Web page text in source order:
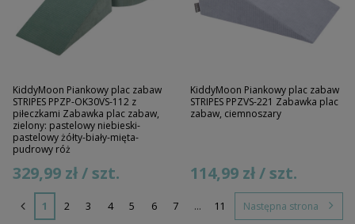
KiddyMoon Piankowy plac zabaw
STRIPES PPZP-OK30VS-112 z
piłeczkami Zabawka plac zabaw,
zielony: pastelowy niebieski-
pastelowy żółty-biały-mięta-
pudrowy róż
329,99 zł / szt.
KiddyMoon Piankowy plac zabaw
STRIPES PPZVS-221 Zabawka plac
zabaw, ciemnoszary
114,99 zł / szt.
1 2 3 4 5 6 7 ... 11 Następna strona